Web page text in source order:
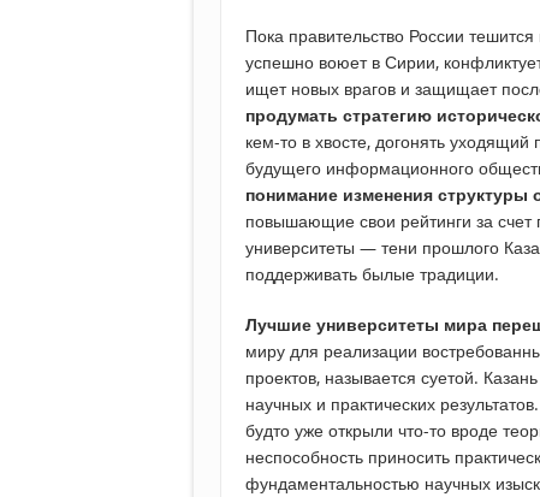
Пока правительство России
успешно воюет в Сирии,
ищет новых врагов и защищает
продумать стратегию
кем-то в хвосте, догонять
будущего информационного
понимание изменения структуры
повышающие свои рейтинги за
университеты — тени прошлого
поддерживать былые традиции.
Лучшие университеты мира
миру для реализации
проектов, называется суетой.
научных и практических
будто уже открыли что-то вроде
неспособность приносить
фундаментальностью научных